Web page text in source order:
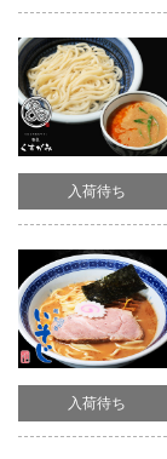
入荷待ち
入荷待ち